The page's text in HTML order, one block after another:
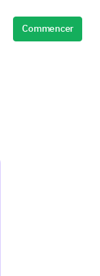
Commencer